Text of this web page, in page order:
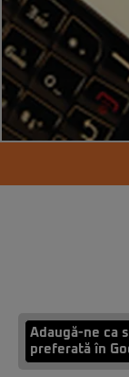
Adaugă-ne ca
preferată în